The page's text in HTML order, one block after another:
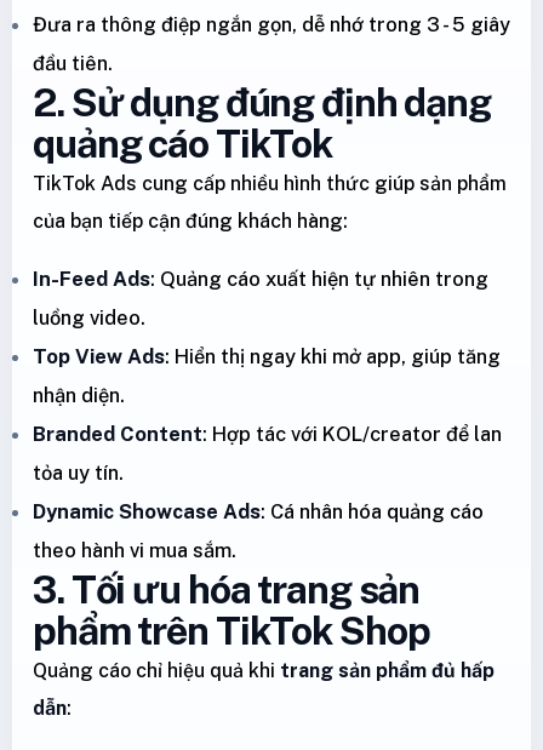
Đưa ra thông điệp ngắn gọn, dễ nhớ trong 3 - 5 giây
đầu tiên.
2. Sử dụng đúng định dạng
quảng cáo TikTok
TikTok Ads cung cấp nhiều hình thức giúp sản phẩm
của bạn tiếp cận đúng khách hàng:
In-Feed Ads: Quảng cáo xuất hiện tự nhiên trong
luồng video.
Top View Ads: Hiển thị ngay khi mở app, giúp tăng
nhận diện.
Branded Content: Hợp tác với KOL/creator để lan
tỏa uy tín.
Dynamic Showcase Ads: Cá nhân hóa quảng cáo
theo hành vi mua sắm.
3. Tối ưu hóa trang sản
phẩm trên TikTok Shop
Quảng cáo chỉ hiệu quả khi trang sản phẩm đủ hấp
dẫn: